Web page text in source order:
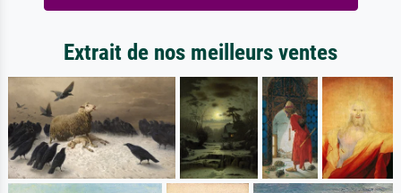
Extrait de nos meilleurs ventes